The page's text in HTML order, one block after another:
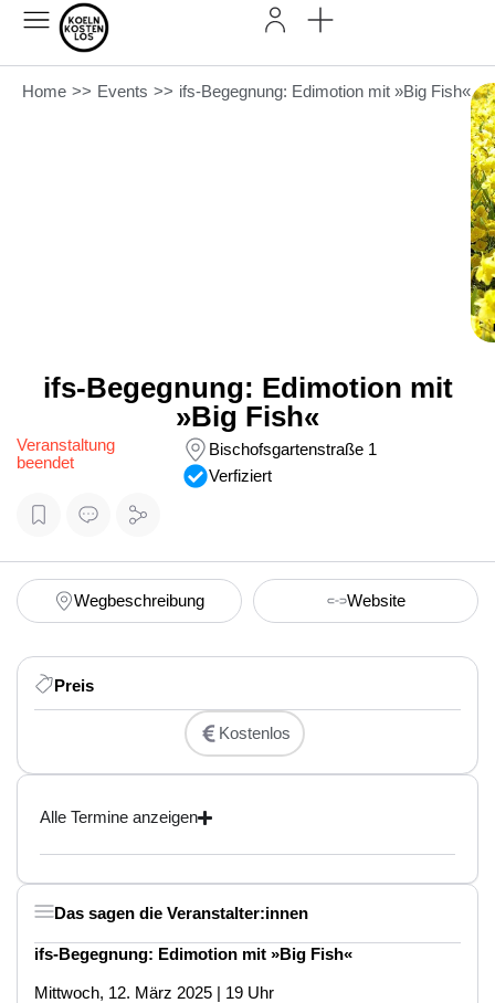
Home >> Events >> ifs-Begegnung: Edimotion mit »Big Fish«
ifs-Begegnung: Edimotion mit
»Big Fish«
Veranstaltung
beendet
Bischofsgartenstraße 1
Verfiziert
Wegbeschreibung Website
Preis
Kostenlos
Alle Termine anzeigen
Das sagen die Veranstalter:innen
ifs-Begegnung: Edimotion mit »Big Fish«
Mittwoch, 12. März 2025 | 19 Uhr